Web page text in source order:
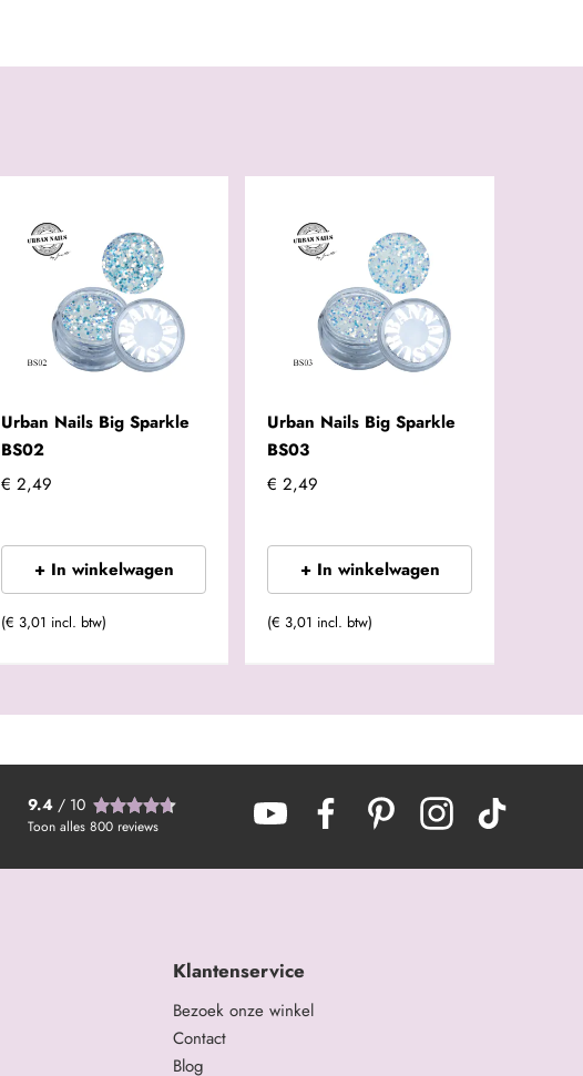
Urban Nails Big Sparkle
BS02
€ 2,49
+ In winkelwagen
(€ 3,01 incl. btw)
Urban Nails Big Sparkle
BS03
€ 2,49
+ In winkelwagen
(€ 3,01 incl. btw)
9.4/ 10
Toon alles 800 reviews
Klantenservice
Bezoek onze winkel
Contact
Blog